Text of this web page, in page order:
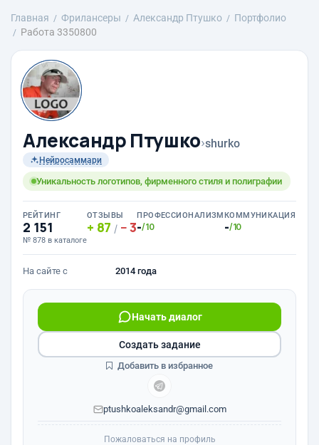
Главная Фрилансеры Александр Птушко
Портфолио
Работа 3350800
Александр Птушко›shurko
Нейросаммари
Уникальность логотипов, фирменного стиля и полиграфии
РЕЙТИНГ
2 151
№ 878 в каталоге
ОТЗЫВЫ
87 / 3
ПРОФЕССИОНАЛИЗМ
-/10
КОММУНИКАЦИЯ
-/10
На сайте с 2014 года
Начать диалог
ptushkoaleksandr@gmail.com
Создать задание
Добавить в избранное
Пожаловаться на профиль